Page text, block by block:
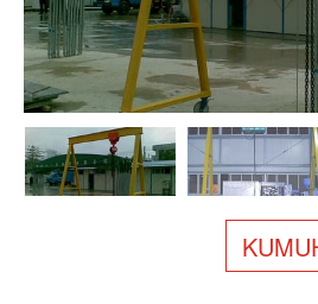
Mga Crane Spare Part
Tungkol sa atin
Makipag-ugnayan sa